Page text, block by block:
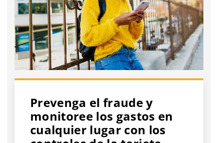
Prevenga el fraude y
monitoree los gastos en
cualquier lugar con los